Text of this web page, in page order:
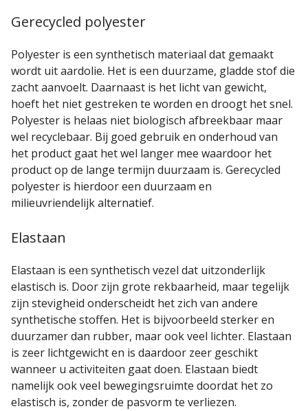
Gerecycled polyester
Polyester is een synthetisch materiaal dat gemaakt
wordt uit aardolie. Het is een duurzame, gladde stof die
zacht aanvoelt. Daarnaast is het licht van gewicht,
hoeft het niet gestreken te worden en droogt het snel.
Polyester is helaas niet biologisch afbreekbaar maar
wel recyclebaar. Bij goed gebruik en onderhoud van
het product gaat het wel langer mee waardoor het
product op de lange termijn duurzaam is. Gerecycled
polyester is hierdoor een duurzaam en
milieuvriendelijk alternatief.
Elastaan
Elastaan is een synthetisch vezel dat uitzonderlijk
elastisch is. Door zijn grote rekbaarheid, maar tegelijk
zijn stevigheid onderscheidt het zich van andere
synthetische stoffen. Het is bijvoorbeeld sterker en
duurzamer dan rubber, maar ook veel lichter. Elastaan
is zeer lichtgewicht en is daardoor zeer geschikt
wanneer u activiteiten gaat doen. Elastaan biedt
namelijk ook veel bewegingsruimte doordat het zo
elastisch is, zonder de pasvorm te verliezen.